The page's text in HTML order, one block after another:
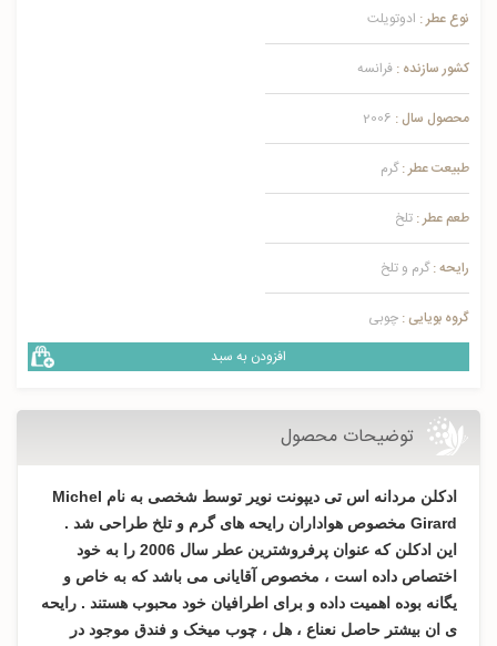
نوع عطر : ادوتویلت
کشور سازنده : فرانسه
محصول سال : 2006
طبیعت عطر : گرم
طعم عطر : تلخ
رایحه : گرم و تلخ
گروه بویایی : چوبی
افزودن به سبد
توضیحات محصول
ادکلن مردانه اس تی دیپونت نویر توسط شخصی به نام Michel
Girard مخصوص هواداران رایحه های گرم و تلخ طراحی شد .
این ادکلن که عنوان پرفروشترین عطر سال 2006 را به خود
اختصاص داده است ، مخصوص آقایانی می باشد که به خاص و
یگانه بوده اهمیت داده و برای اطرافیان خود محبوب هستند . رایحه
ی ان بیشتر حاصل نعناع ، هل ، چوب میخک و فندق موجود در